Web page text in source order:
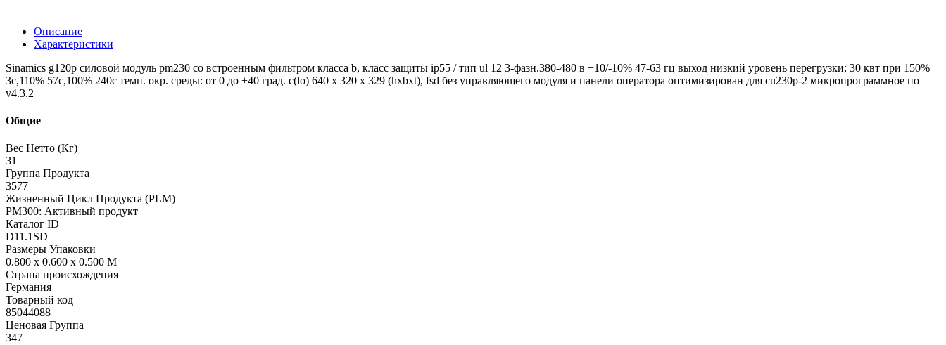
Описание
Характеристики
Sinamics g120p силовой модуль pm230 со встроенным фильтром класса b, класс защиты ip55 / тип ul 12 3-фазн.380-480 в +10/-10% 47-63 гц выход низкий уровень перегрузки: 30 квт при 150%
3с,110% 57с,100% 240с темп. окр. среды: от 0 до +40 град. c(lo) 640 x 320 x 329 (hxbxt), fsd без управляющего модуля и панели оператора оптимизирован для cu230p-2 микропрограммное по
v4.3.2
Общие
Вес Нетто (Кг)
31
Группа Продукта
3577
Жизненный Цикл Продукта (PLM)
PM300: Активный продукт
Каталог ID
D11.1SD
Размеры Упаковки
0.800 x 0.600 x 0.500 M
Страна происхождения
Германия
Товарный код
85044088
Ценовая Группа
347